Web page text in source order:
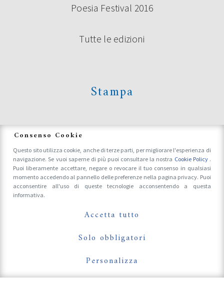
Poesia Festival 2016
Tutte le edizioni
Stampa
Accrediti Stampa e Fotografi
Follow Us On
Consenso Cookie
Questo sito utilizza cookie, anche di terze parti, per migliorare l'esperienza di
navigazione. Se vuoi saperne di più puoi consultare la nostra Cookie Policy .
Puoi liberamente accettare, negare o revocare il tuo consenso in qualsiasi
momento accedendo al pannello delle preferenze nella pagina privacy. Puoi
acconsentire all'uso di queste tecnologie acconsentendo a questa
informativa.
Accetta tutto
Solo obbligatori
Personalizza